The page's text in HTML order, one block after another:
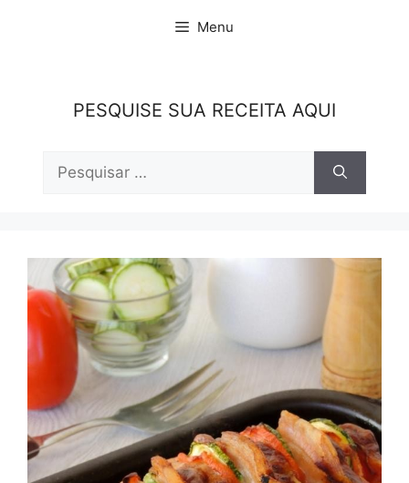
Menu
PESQUISE SUA RECEITA AQUI
por: